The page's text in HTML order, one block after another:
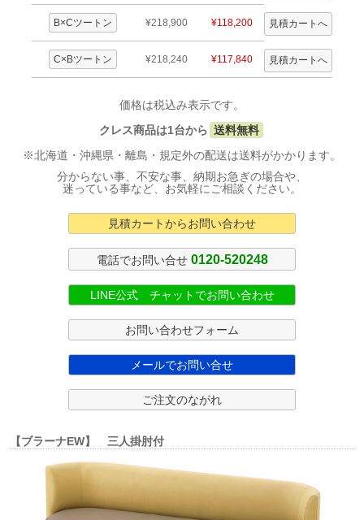
B×Cツートン ¥218,900 ¥118,200
C×Bツートン ¥218,240 ¥117,840
価格は税込み表示です。
クレス商品は1台から 送料無料
※北海道・沖縄県・離島・規定外の配送は送料がかかります。
分からない事、不安な事、納期お急ぎの場合や、
迷っている事など、お気軽にご相談ください。
見積カートからお問い合わせ
電話でお問い合せ 0120-520248
LINE公式 チャットでお問い合わせ
お問い合わせフォーム
メールでお問い合せ
ご注文のながれ
【ブラーナEW】 三人掛肘付